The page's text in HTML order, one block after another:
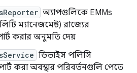
অ্যাপগুলিকে EMMs
ম্যানেজমেন্ট) রাজ্যের
করার অনুমতি দেয়
ডিভাইস পলিসি
করা অবস্থার পরিবর্তনগুলি পেতে